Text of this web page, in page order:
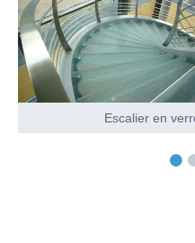
Escalier en